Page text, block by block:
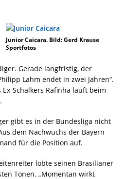
Junior Caicara. Bild: Gerd Krause
Sportfotos
Gerade langfristig, der
Lahm endet in zwei Jahren“.
Schalkers Rafinha läuft beim
gibt es in der Bundesliga nicht
dem Nachwuchs der Bayern
für die Position auf.
lobte seinen Brasilianer
Tönen. „Momentan wirkt